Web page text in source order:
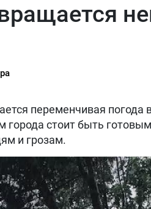
переменчивая погода
города стоит быть
и грозам.